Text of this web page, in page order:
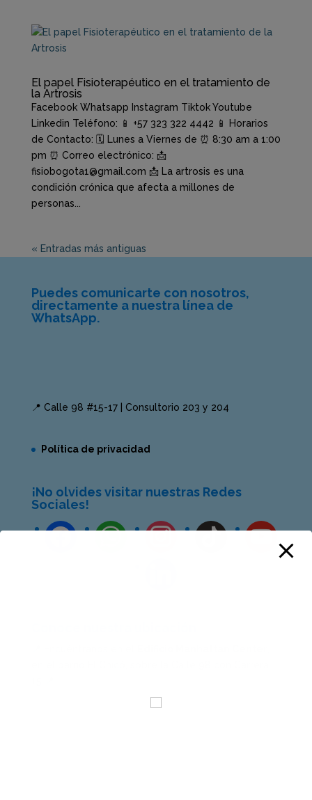
El papel Fisioterapéutico en el tratamiento de
la Artrosis
Facebook Whatsapp Instagram Tiktok Youtube
Linkedin Teléfono: 📱 +57 323 322 4442 📱 Horarios
de Contacto: 🗓️ Lunes a Viernes de ⏰ 8:30 am a 1:00
pm ⏰ Correo electrónico: 📩
fisiobogota1@gmail.com 📩 La artrosis es una
condición crónica que afecta a millones de
personas...
« Entradas más antiguas
Puedes comunicarte con nosotros,
directamente a nuestra línea de
WhatsApp.
📍 Calle 98 #15-17 | Consultorio 203 y 204
Política de privacidad
¡No olvides visitar nuestras Redes
Sociales!